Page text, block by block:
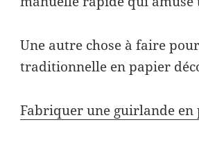
Une autre chose à faire
traditionnelle en papier
Fabriquer une guirlande en